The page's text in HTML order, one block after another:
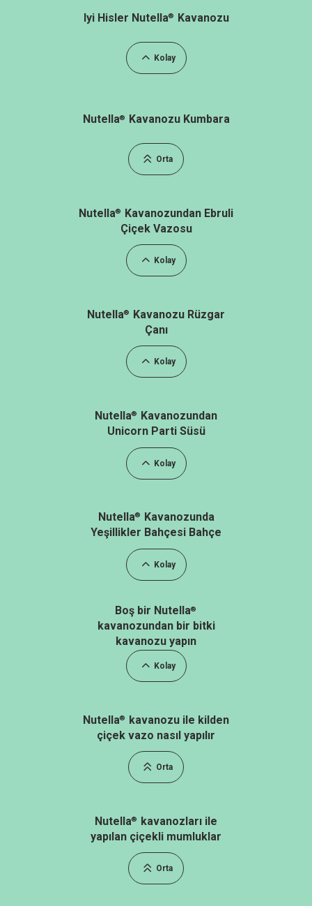
Iyi Hisler Nutella® Kavanozu
Kolay
Nutella® Kavanozu Kumbara
Orta
Nutella®
Kavanozundan Ebruli
Çiçek Vazosu
Kolay
Nutella®
Kavanozu Rüzgar
Çanı
Kolay
Nutella®
Kavanozundan
Unicorn Parti Süsü
Kolay
Nutella®
Kavanozunda
Yeşillikler Bahçesi Bahçe
Kolay
Boş bir Nutella®
kavanozundan bir bitki
kavanozu yapın
Kolay
Nutella®
kavanozu ile kilden
çiçek vazo nasıl yapılır
Orta
Nutella®
kavanozları ile
yapılan çiçekli mumluklar
Orta